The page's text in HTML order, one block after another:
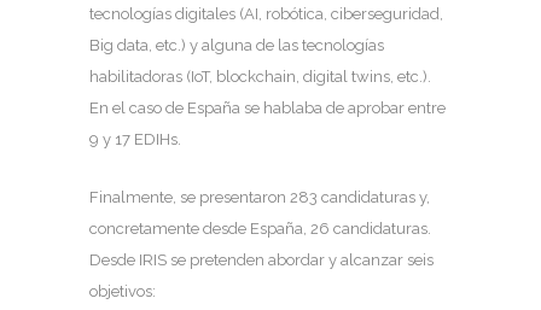
tecnologías digitales (AI, robótica, ciberseguridad,
Big data, etc.) y alguna de las tecnologías
habilitadoras (IoT, blockchain, digital twins, etc.).
En el caso de España se hablaba de aprobar entre
9 y 17 EDIHs.
Finalmente, se presentaron 283 candidaturas y,
concretamente desde España, 26 candidaturas.
Desde IRIS se pretenden abordar y alcanzar seis
objetivos: